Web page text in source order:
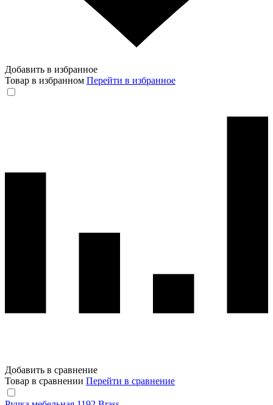
Добавить в избранное
Товар в избранном Перейти в избранное
Добавить в сравнение
Товар в сравнении Перейти в сравнение